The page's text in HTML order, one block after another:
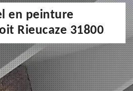
en peinture
Rieucaze 31800